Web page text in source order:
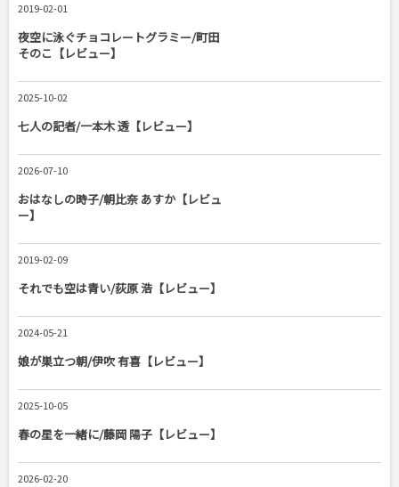
2019-02-01
夜空に泳ぐチョコレートグラミー/町田
そのこ【レビュー】
2025-10-02
七人の記者/一本木 透【レビュー】
2026-07-10
おはなしの時子/朝比奈 あすか【レビュ
ー】
2019-02-09
それでも空は青い/荻原 浩【レビュー】
2024-05-21
娘が巣立つ朝/伊吹 有喜【レビュー】
2025-10-05
春の星を一緒に/藤岡 陽子【レビュー】
2026-02-20